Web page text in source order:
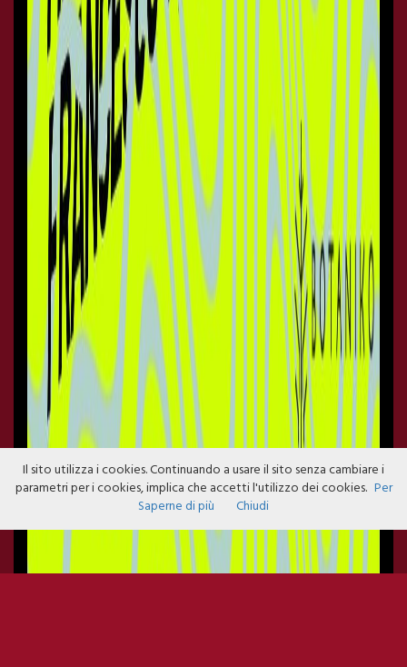
Il sito utilizza i cookies. Continuando a usare il sito senza cambiare i
parametri per i cookies, implica che accetti l'utilizzo dei cookies. Per
Saperne di più
Chiudi